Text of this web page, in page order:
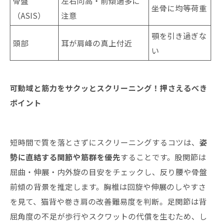
（ASIS）
注意
坐骨に均等荷重
頭部 耳が肩峰の真上付近
顎を引き過ぎな
い
可動域と筋力をサクッとスクリーニング！押さえるべき
ポイント
短時間で質を落とさずにスクリーニングするコツは、 姿
勢に直結する関節や筋群を優先することです。股関節は
屈曲・伸展・内外旋の目安をチェックし、反り腰や骨盤
前傾の背景を推定します。胸椎は回旋や伸展のしやすさ
を見て、猫背や巻き肩の改善難易度を判断。足関節は背
屈角度の不足が歩行やスクワットの代償を生むため、し